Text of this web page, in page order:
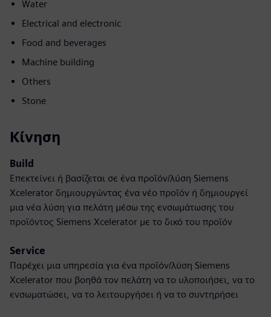
Water
Electrical and electronic
Food and beverages
Machine building
Others
Stone
Κίνηση
Build
Επεκτείνει ή βασίζεται σε ένα προϊόν/λύση Siemens
Xcelerator δημιουργώντας ένα νέο προϊόν ή δημιουργεί
μια νέα λύση για πελάτη μέσω της ενσωμάτωσης του
προϊόντος Siemens Xcelerator με το δικό του προϊόν
Service
Παρέχει μια υπηρεσία για ένα προϊόν/λύση Siemens
Xcelerator που βοηθά τον πελάτη να το υλοποιήσει, να το
ενσωματώσει, να το λειτουργήσει ή να το συντηρήσει